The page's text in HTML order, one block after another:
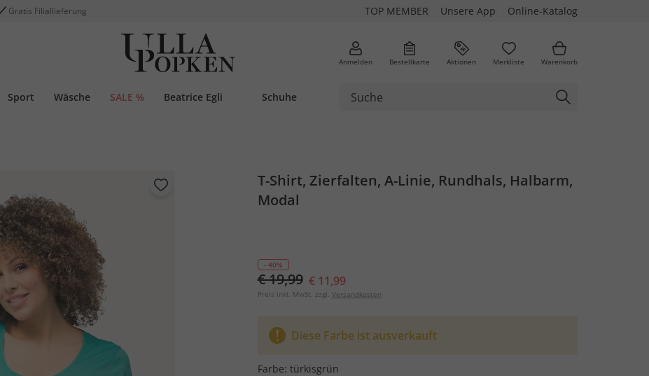
Gratis Filiallieferung TOP MEMBER Unsere App Online-Katalog
Anmelden Bestellkarte Aktionen Merkliste Warenkorb
Sport Wäsche SALE % Beatrice Egli Schuhe
T-Shirt, Zierfalten, A-Linie, Rundhals, Halbarm,
Modal
- 40%
€ 19,99 € 11,99
Preis inkl. MwSt. zzgl. Versandkosten
Diese Farbe ist ausverkauft
Farbe: türkisgrün